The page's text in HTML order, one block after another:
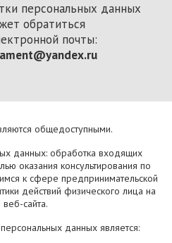
персональных данных
обратиться
почты:
общедоступными.
данных: обработка входящих
оказания консультирования по
к сфере предпринимательской
действий физического лица на
сайта.
данных является: